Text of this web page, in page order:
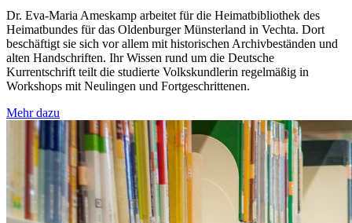
Dr. Eva-Maria Ameskamp arbeitet für die Heimatbibliothek des
Heimatbundes für das Oldenburger Münsterland in Vechta. Dort
beschäftigt sie sich vor allem mit historischen Archivbeständen und
alten Handschriften. Ihr Wissen rund um die Deutsche
Kurrentschrift teilt die studierte Volkskundlerin regelmäßig in
Workshops mit Neulingen und Fortgeschrittenen.
Mehr dazu